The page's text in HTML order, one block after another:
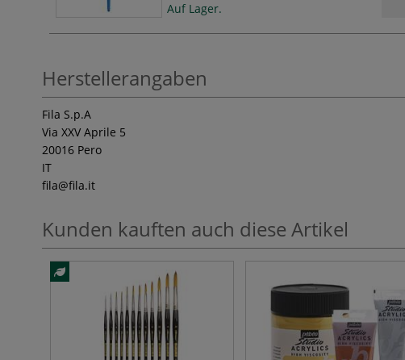
Auf Lager.
Herstellerangaben
Fila S.p.A
Via XXV Aprile 5
20016 Pero
IT
fila@fila.it
Kunden kauften auch diese Artikel